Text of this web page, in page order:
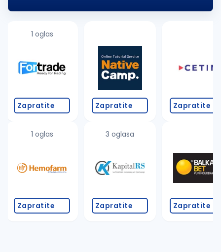
projects aro...
1 oglas
Zapratite
1 oglas
Zapratite
Zapratite
3 oglasa
Zapratite
Zapratite
Zapratite